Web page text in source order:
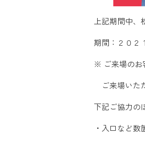
上記期間中
期間：２０２
※ ご来場のお
ご来場いた
下記ご協力の
・入口など